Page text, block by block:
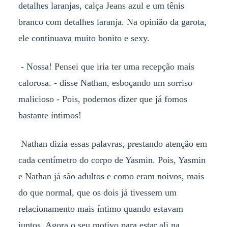
detalhes laranjas, calça Jeans azul e um tênis
branco com detalhes laranja. Na opinião da garota,
ele continuava muito bonito e sexy.
- Nossa! Pensei que iria ter uma recepção mais
calorosa. - disse Nathan, esboçando um sorriso
malicioso - Pois, podemos dizer que já fomos
bastante íntimos!
Nathan dizia essas palavras, prestando atenção em
cada centímetro do corpo de Yasmin. Pois, Yasmin
e Nathan já são adultos e como eram noivos, mais
do que normal, que os dois já tivessem um
relacionamento mais íntimo quando estavam